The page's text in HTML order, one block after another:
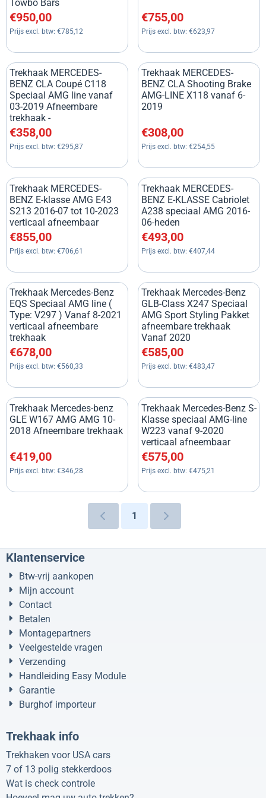
Towbo Bars
Prijs: 950,00, exclusief btw: 785,12
€950,00
Prijs excl. btw: €785,12
Prijs: 755,00, exclusief btw:
€755,00
Prijs excl. btw: €623,97
Trekhaak MERCEDES-
BENZ CLA Coupé C118
Speciaal AMG line vanaf
03-2019 Afneembare
trekhaak -
Prijs: 358,00, exclusief btw: 295,87
€358,00
Prijs excl. btw: €295,87
Trekhaak MERCEDES-
BENZ CLA Shooting Brake
AMG-LINE X118 vanaf 6-
2019
Prijs: 308,00, exclusief btw:
€308,00
Prijs excl. btw: €254,55
Trekhaak MERCEDES-
BENZ E-klasse AMG E43
S213 2016-07 tot 10-2023
verticaal afneembaar
Prijs: 855,00, exclusief btw: 706,61
€855,00
Prijs excl. btw: €706,61
Trekhaak MERCEDES-
BENZ E-KLASSE Cabriolet
A238 speciaal AMG 2016-
06-heden
Prijs: 493,00, exclusief btw:
€493,00
Prijs excl. btw: €407,44
Trekhaak Mercedes-Benz
EQS Speciaal AMG line (
Type: V297 ) Vanaf 8-2021
verticaal afneembare
trekhaak
Prijs: 678,00, exclusief btw: 560,33
€678,00
Prijs excl. btw: €560,33
Trekhaak Mercedes-Benz
GLB-Class X247 Speciaal
AMG Sport Styling Pakket
afneembare trekhaak
Vanaf 2020
Prijs: 585,00, exclusief btw:
€585,00
Prijs excl. btw: €483,47
Trekhaak Mercedes-benz
GLE W167 AMG AMG 10-
2018 Afneembare trekhaak
Prijs: 419,00, exclusief btw: 346,28
€419,00
Prijs excl. btw: €346,28
Trekhaak Mercedes-Benz S-
Klasse speciaal AMG-line
W223 vanaf 9-2020
verticaal afneembaar
Prijs: 575,00, exclusief btw:
€575,00
Prijs excl. btw: €475,21
1
Klantenservice
Btw-vrij aankopen
Mijn account
Contact
Betalen
Montagepartners
Veelgestelde vragen
Verzending
Handleiding Easy Module
Garantie
Burghof importeur
Trekhaak info
Trekhaken voor USA cars
7 of 13 polig stekkerdoos
Wat is check controle